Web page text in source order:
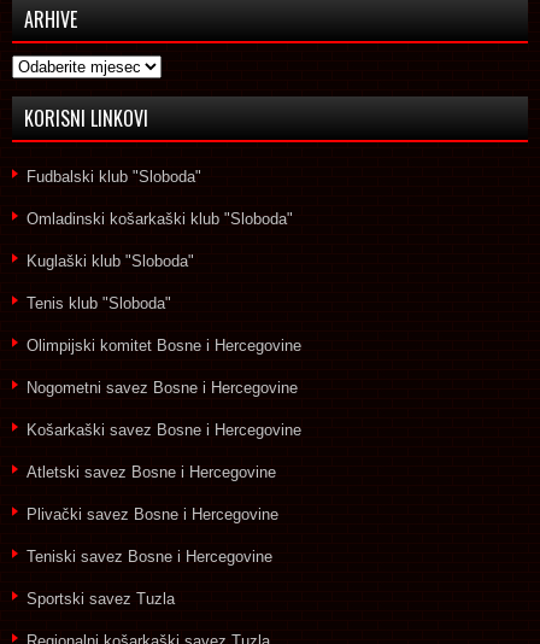
ARHIVE
Arhive
KORISNI LINKOVI
Fudbalski klub "Sloboda"
Omladinski košarkaški klub "Sloboda"
Kuglaški klub "Sloboda"
Tenis klub "Sloboda"
Olimpijski komitet Bosne i Hercegovine
Nogometni savez Bosne i Hercegovine
Košarkaški savez Bosne i Hercegovine
Atletski savez Bosne i Hercegovine
Plivački savez Bosne i Hercegovine
Teniski savez Bosne i Hercegovine
Sportski savez Tuzla